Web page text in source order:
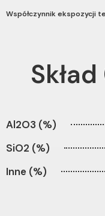
Współczynnik ekspozycji
Al2O3 (%)
SiO2 (%)
Inne (%)